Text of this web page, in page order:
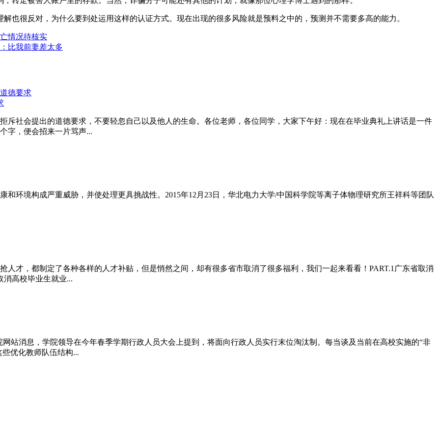
也很反对，为什么要到处运用这样的认证方式。现在出现的很多风险就是预料之中的，预测并不需要多高的能力。
情况待核实
比我前妻差太多
斥社会提出的道德要求，不要轻忽自己以及他人的生命。各位老师，各位同学，大家下午好：现在在毕业典礼上讲话是一件
字，便会招来一片骂声...
和环境构成严重威胁，并使处理更具挑战性。2015年12月23日，华北电力大学/中国科学院等离子体物理研究所王祥科等团队
人才，都制定了各种各样的人才补贴，但是悄然之间，却有很多省市取消了很多福利，我们一起来看看！PART.1广东省取消
消高校毕业生就业...
站消息，学院领导在今年春季学期行政人员大会上提到，将面向行政人员实行末位淘汰制。每当谈及当前在高校实施的“非
优化教师队伍结构...